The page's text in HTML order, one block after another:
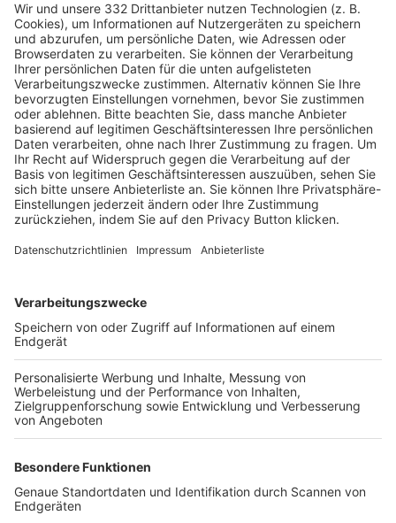
HÄUFIG BESUCHTE SEITEN
Pässe und Vereinswechsel
Trainerausbildung
Schulungsangebot Vereinsmitarbeiter
BFV-Geschäftsstellen
Trainerbörse
Login SpielPlus
FOLGE DEM BFV
TOP-VEREINE
TOP-PARTNER